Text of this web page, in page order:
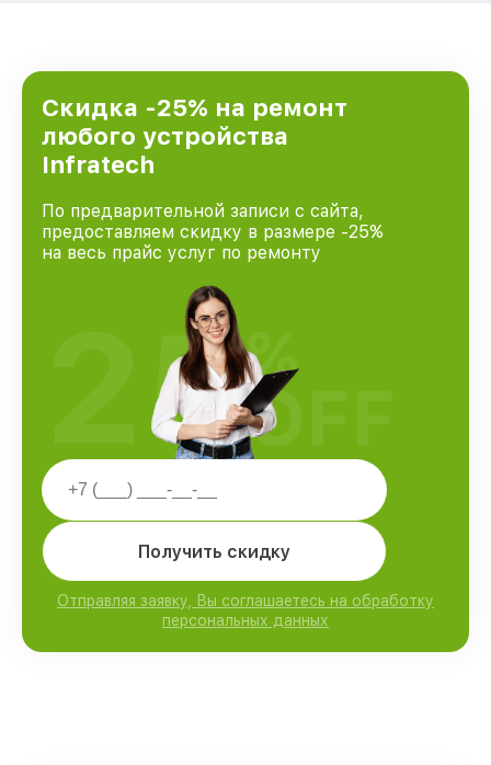
Скидка -25% на ремонт
любого устройства
Infratech
По предварительной записи с сайта,
предоставляем скидку в размере -25%
на весь прайс услуг по ремонту
Получить скидку
Отправляя заявку, Вы соглашаетесь на обработку
персональных данных
25%
OFF